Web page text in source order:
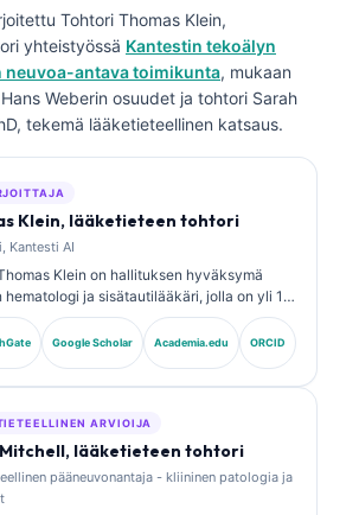
Tohtori Thomas Klein,
yhteistyössä Kantestin tekoälyn
neuvoa-antava toimikunta, mukaan
Weberin osuudet ja tohtori Sarah
tekemä lääketieteellinen katsaus.
Klein, lääketieteen tohtori
Kantesti AI
Klein on hallituksen hyväksymä
hematologi ja sisätautilääkäri, jolla on yli 15
kokemus laboratoriolääketieteestä ja
kliinisestä analyysistä.
johtajana (Chief Medical Officer)
Tohtori Klein on julkaissut laajasti
tulkinnasta ja
aiheista.
Google Scholar Academia.edu ORCID
ARVIOIJA
lääketieteen tohtori
pääneuvonantaja - kliininen patologia ja